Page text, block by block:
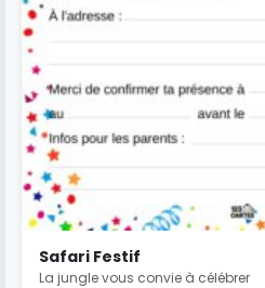
Safari Festif
La jungle vous convie à célébrer